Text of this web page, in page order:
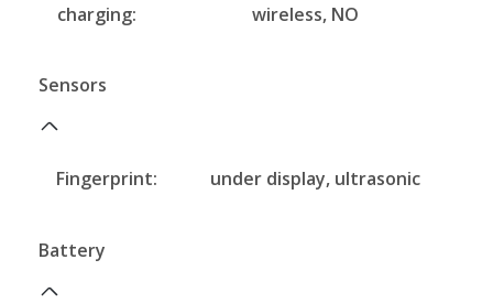
charging:
wireless, NO
Sensors
Fingerprint: under display, ultrasonic
Battery